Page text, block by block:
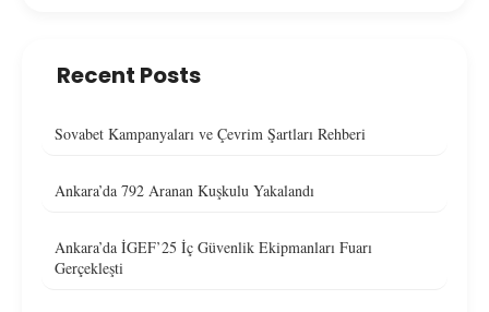
Recent Posts
Sovabet Kampanyaları ve Çevrim Şartları Rehberi
Ankara’da 792 Aranan Kuşkulu Yakalandı
Ankara’da İGEF’25 İç Güvenlik Ekipmanları Fuarı
Gerçekleşti